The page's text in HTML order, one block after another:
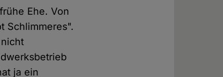
Ehe. Von
Schlimmeres".
ja ein